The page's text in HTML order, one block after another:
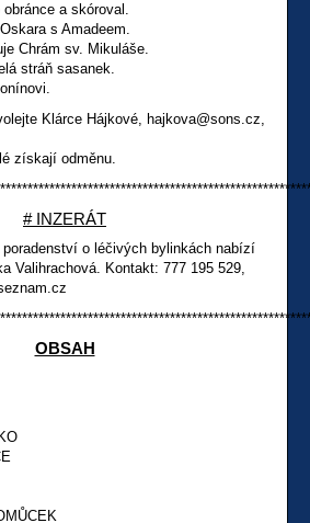
a skóroval.
s Amadeem.
Chrám sv. Mikuláše.
stráň sasanek.
Klárce Hájkové, hajkova@sons.cz,
získají odměnu.
# INZERÁT
poradenství o léčivých bylinkách nabízí
Valihrachová. Kontakt: 777 195 529,
OBSAH